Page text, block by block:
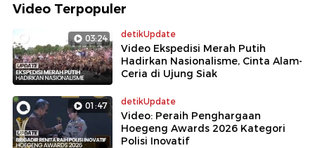
Video Terpopuler
03:24 detikUpdate
Video Ekspedisi Merah Putih
Hadirkan Nasionalisme, Cinta Alam-
Ceria di Ujung Siak
01:47 detikUpdate
Video: Peraih Penghargaan
Hoegeng Awards 2026 Kategori
Polisi Inovatif